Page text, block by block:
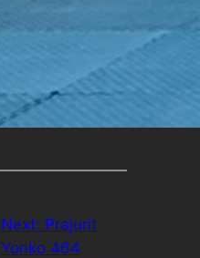
Next: Prajurit
Yonko 464